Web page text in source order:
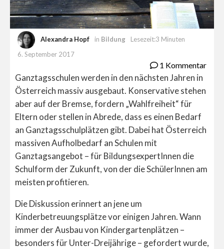
Alexandra Hopf in Bildung
Lesezeit:3 Minuten
6. September 2017
1 Kommentar
Ganztagsschulen werden in den nächsten Jahren in
Österreich massiv ausgebaut. Konservative stehen
aber auf der Bremse, fordern „Wahlfreiheit“ für
Eltern oder stellen in Abrede, dass es einen Bedarf
an Ganztagsschulplätzen gibt. Dabei hat Österreich
massiven Aufholbedarf an Schulen mit
Ganztagsangebot – für BildungsexpertInnen die
Schulform der Zukunft, von der die SchülerInnen am
meisten profitieren.
Die Diskussion erinnert an jene um
Kinderbetreuungsplätze vor einigen Jahren. Wann
immer der Ausbau von Kindergartenplätzen –
besonders für Unter-Dreijährige – gefordert wurde,